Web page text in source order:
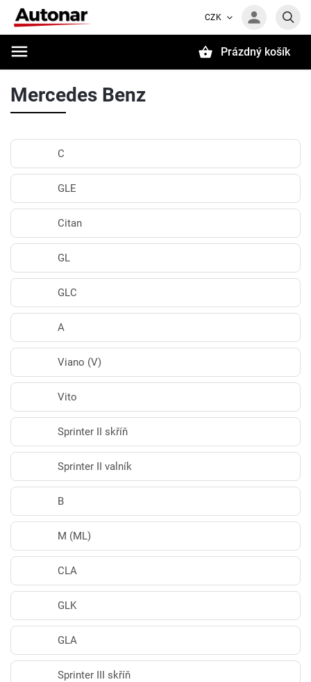
CZK
Prázdný košík
Mercedes Benz
C
GLE
Citan
GL
GLC
A
Viano (V)
Vito
Sprinter II skříň
Sprinter II valník
B
M (ML)
CLA
GLK
GLA
Sprinter III skříň